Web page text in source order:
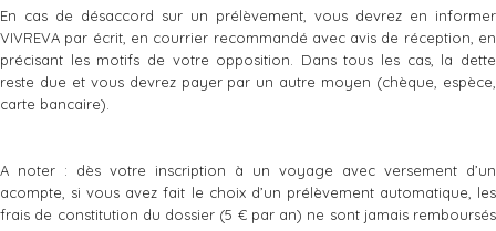
En cas de désaccord sur un prélèvement, vous devrez en informer
VIVREVA par écrit, en courrier recommandé avec avis de réception, en
précisant les motifs de votre opposition. Dans tous les cas, la dette
reste due et vous devrez payer par un autre moyen (chèque, espèce,
carte bancaire).
A noter : dès votre inscription à un voyage avec versement d’un
acompte, si vous avez fait le choix d’un prélèvement automatique, les
frais de constitution du dossier (5 € par an) ne sont jamais remboursés